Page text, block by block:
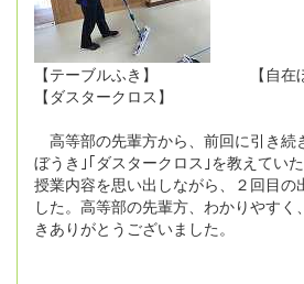
【テーブルふき】 【
【ダスタークロス】
高等部の先輩方から、前回に引き続
ぼうき｣｢ダスタークロス｣を教えてい
授業内容を思い出しながら、２回目の
した。高等部の先輩方、わかりやす
きありがとうございました。